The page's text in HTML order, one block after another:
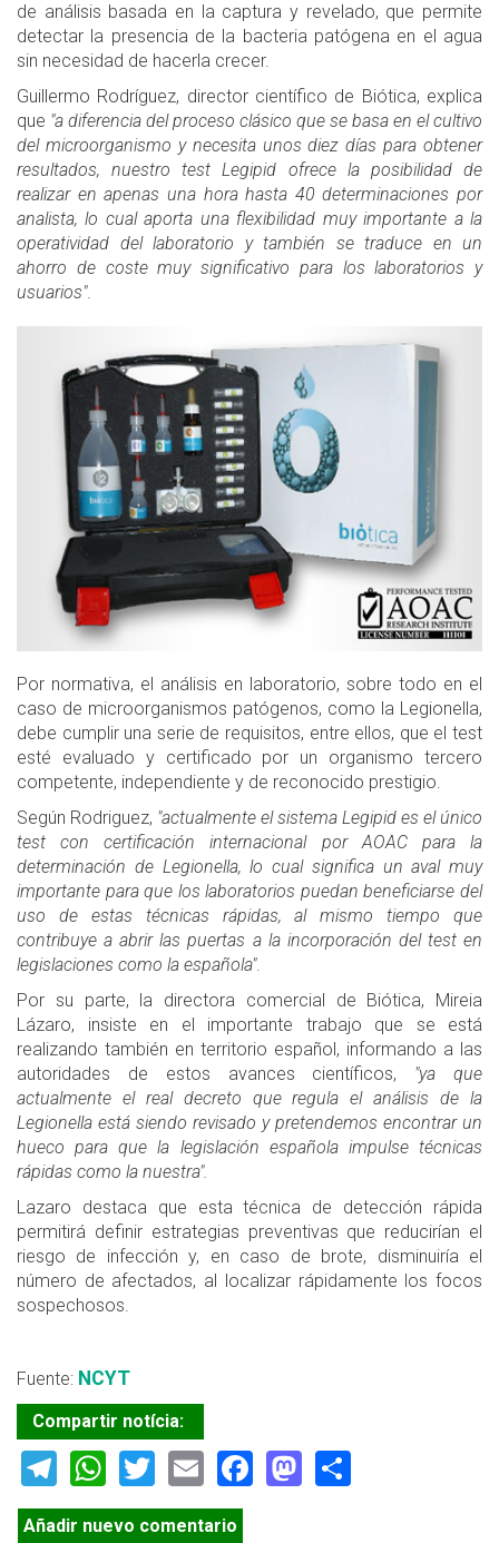
de análisis basada en la captura y revelado, que permite
detectar la presencia de la bacteria patógena en el agua
sin necesidad de hacerla crecer.
Guillermo Rodríguez, director científico de Biótica, explica
que "a diferencia del proceso clásico que se basa en el cultivo
del microorganismo y necesita unos diez días para obtener
resultados, nuestro test Legipid ofrece la posibilidad de
realizar en apenas una hora hasta 40 determinaciones por
analista, lo cual aporta una flexibilidad muy importante a la
operatividad del laboratorio y también se traduce en un
ahorro de coste muy significativo para los laboratorios y
usuarios".
Por normativa, el análisis en laboratorio, sobre todo en el
caso de microorganismos patógenos, como la Legionella,
debe cumplir una serie de requisitos, entre ellos, que el test
esté evaluado y certificado por un organismo tercero
competente, independiente y de reconocido prestigio.
Según Rodriguez, "actualmente el sistema Legipid es el único
test con certificación internacional por AOAC para la
determinación de Legionella, lo cual significa un aval muy
importante para que los laboratorios puedan beneficiarse del
uso de estas técnicas rápidas, al mismo tiempo que
contribuye a abrir las puertas a la incorporación del test en
legislaciones como la española".
Por su parte, la directora comercial de Biótica, Mireia
Lázaro, insiste en el importante trabajo que se está
realizando también en territorio español, informando a las
autoridades de estos avances científicos, "ya que
actualmente el real decreto que regula el análisis de la
Legionella está siendo revisado y pretendemos encontrar un
hueco para que la legislación española impulse técnicas
rápidas como la nuestra".
Lazaro destaca que esta técnica de detección rápida
permitirá definir estrategias preventivas que reducirían el
riesgo de infección y, en caso de brote, disminuiría el
número de afectados, al localizar rápidamente los focos
sospechosos.
Fuente: NCYT
Compartir notícia:
Telegram
WhatsApp
TwitterEmailFacebook
Mastodon
Añadir nuevo comentario